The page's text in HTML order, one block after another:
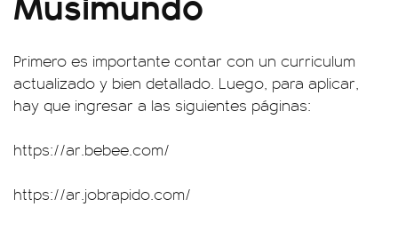
Primero es importante contar con un curriculum
actualizado y bien detallado. Luego, para aplicar,
hay que ingresar a las siguientes páginas:
https://ar.bebee.com/
https://ar.jobrapido.com/